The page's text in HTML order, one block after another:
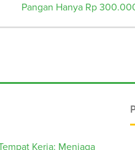
Pangan Hanya Rp
Kerja: Menjaga